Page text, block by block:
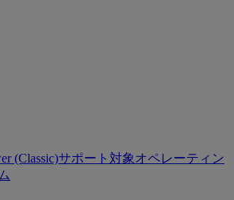
(Classic)サポート対象オペレーティン